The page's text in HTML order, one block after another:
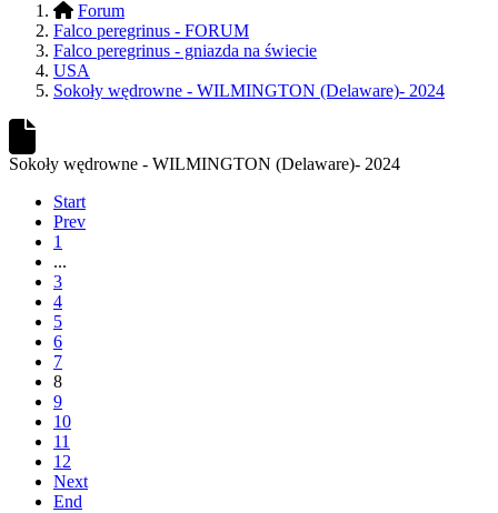
Forum
Falco peregrinus - FORUM
Falco peregrinus - gniazda na świecie
USA
Sokoły wędrowne - WILMINGTON (Delaware)- 2024
Sokoły wędrowne - WILMINGTON (Delaware)- 2024
Start
Prev
1
...
3
4
5
6
7
8
9
10
11
12
Next
End